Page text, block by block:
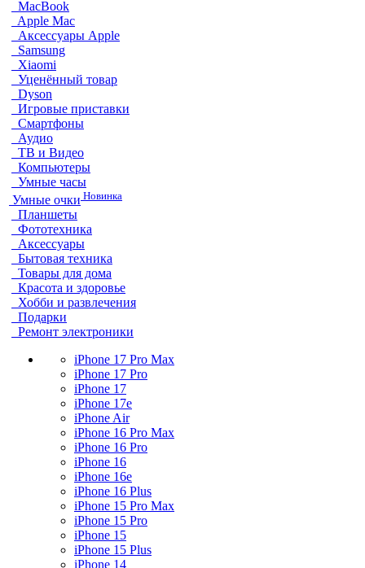
MacBook
Apple Mac
Аксессуары Apple
Samsung
Xiaomi
Уценённый товар
Dyson
Игровые приставки
Смартфоны
Аудио
ТВ и Видео
Компьютеры
Умные часы
Умные очки Новинка
Планшеты
Фототехника
Аксессуары
Бытовая техника
Товары для дома
Красота и здоровье
Хобби и развлечения
Подарки
Ремонт электроники
iPhone 17 Pro Max
iPhone 17 Pro
iPhone 17
iPhone 17e
iPhone Air
iPhone 16 Pro Max
iPhone 16 Pro
iPhone 16
iPhone 16e
iPhone 16 Plus
iPhone 15 Pro Max
iPhone 15 Pro
iPhone 15
iPhone 15 Plus
iPhone 14